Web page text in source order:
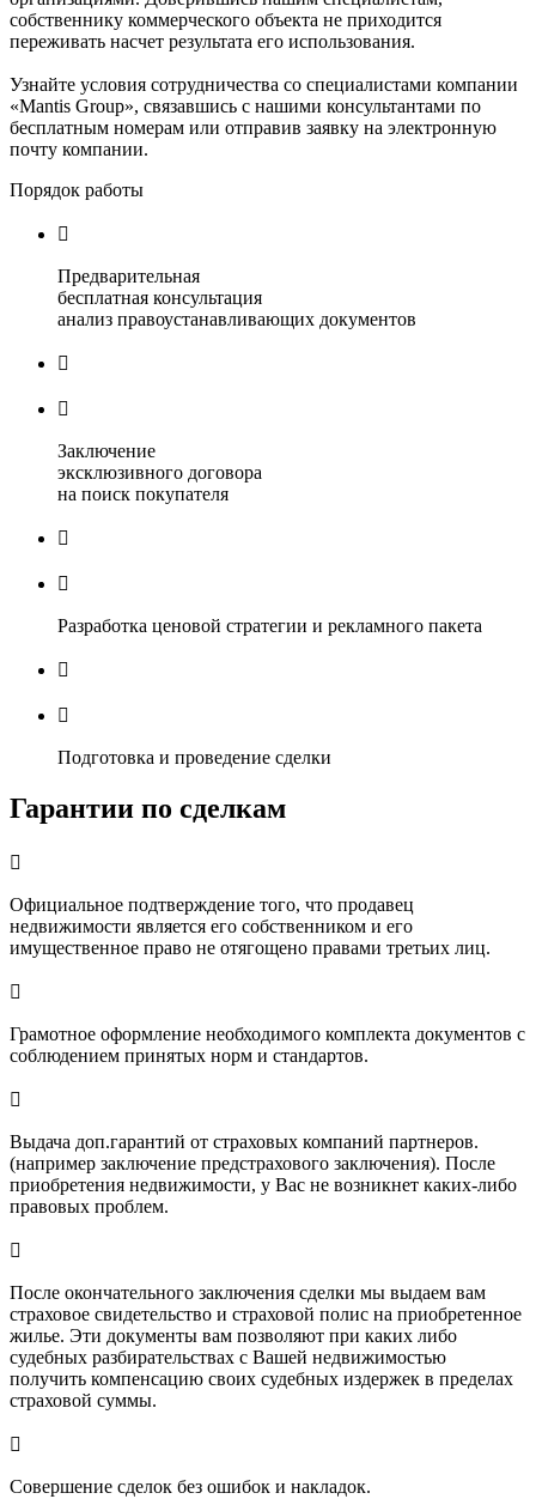
собственнику коммерческого объекта не приходится
переживать насчет результата его использования.
Узнайте условия сотрудничества со специалистами компании
«Mantis Group», связавшись с нашими консультантами по
бесплатным номерам или отправив заявку на электронную
почту компании.
Порядок работы

Предварительная
бесплатная консультация
анализ правоустанавливающих документов


Заключение
эксклюзивного договора
на поиск покупателя


Разработка ценовой стратегии и рекламного пакета


Подготовка и проведение сделки
Гарантии по сделкам

Официальное подтверждение того, что продавец
недвижимости является его собственником и его
имущественное право не отягощено правами третьих лиц.

Грамотное оформление необходимого комплекта документов с
соблюдением принятых норм и стандартов.

Выдача доп.гарантий от страховых компаний партнеров.
(например заключение предстрахового заключения). После
приобретения недвижимости, у Вас не возникнет каких-либо
правовых проблем.

После окончательного заключения сделки мы выдаем вам
страховое свидетельство и страховой полис на приобретенное
жилье. Эти документы вам позволяют при каких либо
судебных разбирательствах с Вашей недвижимостью
получить компенсацию своих судебных издержек в пределах
страховой суммы.

Совершение сделок без ошибок и накладок.